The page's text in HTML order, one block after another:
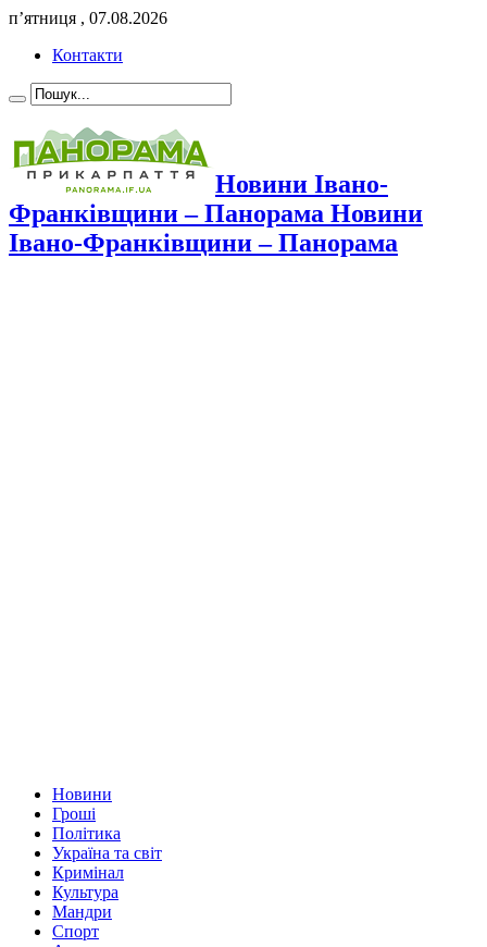
п’ятниця , 07.08.2026
Контакти
Новини Івано-
Франківщини – Панорама Новини
Івано-Франківщини – Панорама
Новини
Гроші
Політика
Україна та світ
Кримінал
Культура
Мандри
Спорт